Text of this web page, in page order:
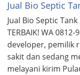
Jual Bio Septic
Jual Bio Septic
TERBAIK! WA
developer, pemilik
sakit dan sedang
melayani kirim